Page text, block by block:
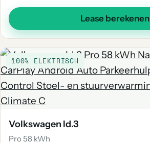
Lease berekenen
100% ELEKTRISCH
Volkswagen Id.3
Pro 58 kWh